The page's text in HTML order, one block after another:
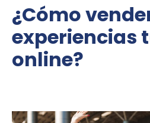
¿Cómo
experiencias
online?